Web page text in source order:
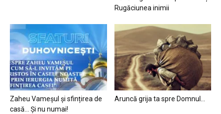
Rugăciunea inimii
Zaheu Vameșul și sfințirea de
casă… Și nu numai!
Aruncă grija ta spre Domnul…